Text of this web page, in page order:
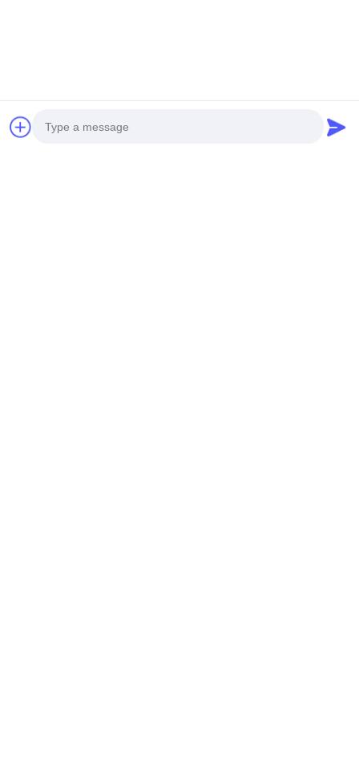
mise à l'échelle.